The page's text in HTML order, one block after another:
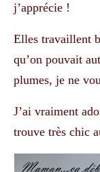
j’apprécie !
Elles travaillent
qu’on pouvait
plumes, je ne
J’ai vraiment
trouve très chic